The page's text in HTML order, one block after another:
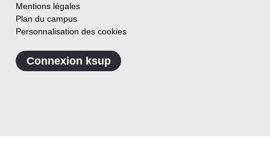
Mentions légales
Plan du campus
Personnalisation des cookies
Connexion ksup